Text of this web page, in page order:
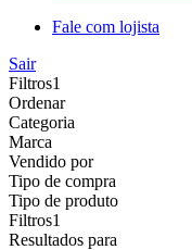
Fale com lojista
Sair
Filtros1
Ordenar
Categoria
Marca
Vendido por
Tipo de compra
Tipo de produto
Filtros1
Resultados para